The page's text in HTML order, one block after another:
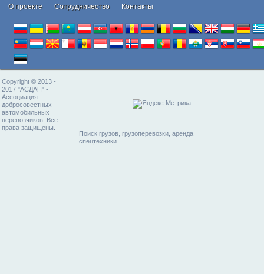
О проекте Cотрудничество Контакты
Copyright © 2013 -
2017 "АСДАП" -
Ассоциация
добросовестных
автомобильных
перевозчиков. Все
права защищены.
Поиск грузов, грузоперевозки, аренда
спецтехники.